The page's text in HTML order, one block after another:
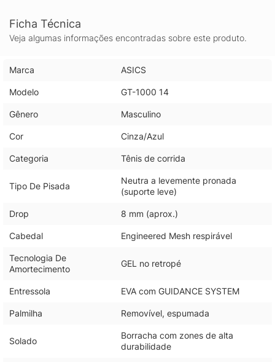
Ficha Técnica
Veja algumas informações encontradas sobre este produto.
Marca ASICS
Modelo GT-1000 14
Gênero Masculino
Cor Cinza/Azul
Categoria Tênis de corrida
Tipo De Pisada
Neutra a levemente pronada
(suporte leve)
Drop 8 mm (aprox.)
Cabedal Engineered Mesh respirável
Tecnologia De
Amortecimento
GEL no retropé
Entressola EVA com GUIDANCE SYSTEM
Palmilha Removível, espumada
Solado
Borracha com zones de alta
durabilidade